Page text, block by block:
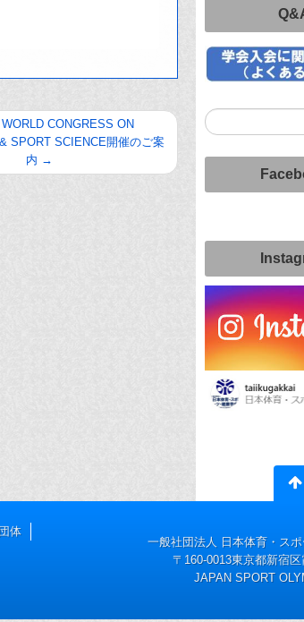
CONGRESS ON
SPORT SCIENCE開催のご案
内 →
体
一般社団法人 日本体育・ス
〒160-0013東京都新宿
JAPAN SPORT